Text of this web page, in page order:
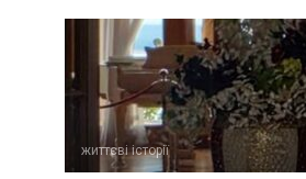
життєві історії